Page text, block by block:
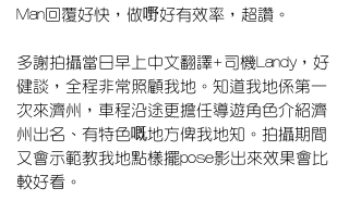
Man回覆好快，做嘢好有效率，超讚。
多謝拍攝當日早上中文翻譯+司機Landy，好
健談，全程非常照顧我地。知道我地係第一
次來濟州，車程沿途更擔任導遊角色介紹濟
州出名、有特色嘅地方俾我地知。拍攝期間
又會示範教我地點樣擺pose影出來效果會比
較好看。